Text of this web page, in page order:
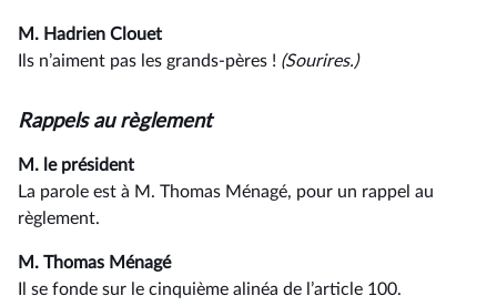
M. Hadrien Clouet
Ils n’aiment pas les grands-pères ! (Sourires.)
Rappels au règlement
M. le président
La parole est à M. Thomas Ménagé, pour un rappel au
règlement.
M. Thomas Ménagé
Il se fonde sur le cinquième alinéa de l’article 100.